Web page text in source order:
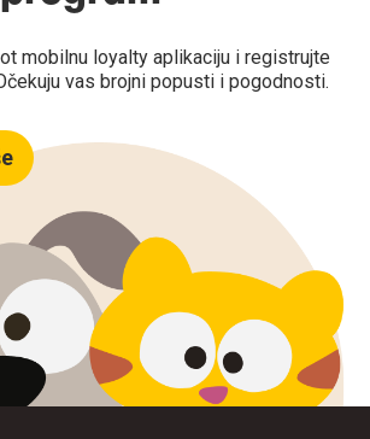
mobilnu loyalty aplikaciju i registrujte
vas brojni popusti i pogodnosti.